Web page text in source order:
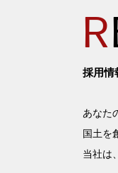
R
採用情
あなた
国土を
当社は